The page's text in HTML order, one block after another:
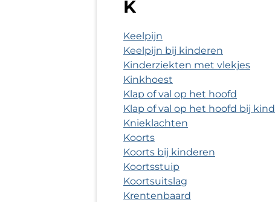
K
Keelpijn
Keelpijn bij kinderen
Kinderziekten met vlekjes
Kinkhoest
Klap of val op het hoofd
Klap of val op het hoofd bij kind
Knieklachten
Koorts
Koorts bij kinderen
Koortsstuip
Koortsuitslag
Krentenbaard